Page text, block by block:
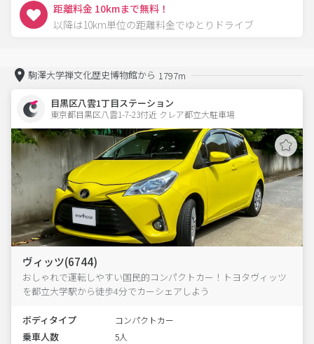
距離料金 10kmまで無料！
以降は10km単位の距離料金でゆとりドライブ
駒澤大学禅文化歴史博物館から 1797m
目黒区八雲1丁目ステーション
東京都目黒区八雲1-7-23付近 クレア都立大駐車場
ヴィッツ(6744)
おしゃれで運転しやすい国民的コンパクトカー！トヨタヴィッツ
を都立大学駅から徒歩4分でカーシェアしよう
ボディタイプ コンパクトカー
乗車人数 5人